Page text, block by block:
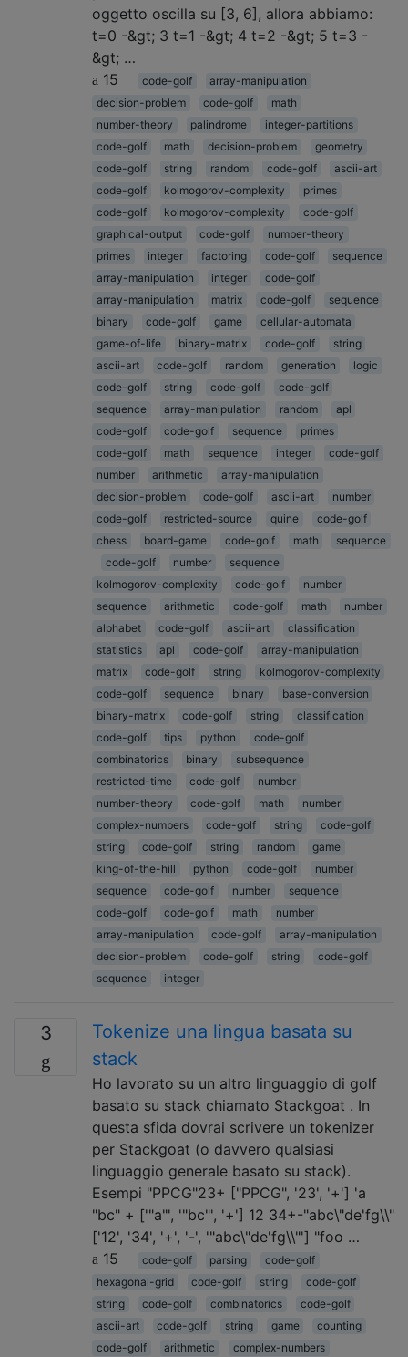
oggetto oscilla su [3, 6], allora abbiamo:
t=0 -&gt; 3 t=1 -&gt; 4 t=2 -&gt; 5 t=3 -
&gt; …
15
code-golf
array-manipulation
decision-problem
code-golf
math
number-theory
palindrome
integer-partitions
code-golf
math decision-problem
geometry
code-golf
string random code-golf
ascii-art
code-golf
kolmogorov-complexity
primes
code-golf
kolmogorov-complexity
code-golf
graphical-output
code-golf
number-theory
primes
integer factoring code-golf
sequence
array-manipulation
integer
code-golf
array-manipulation
matrix code-golf
sequence
binary
code-golf game
cellular-automata
game-of-life
binary-matrix code-golf
string
ascii-art
code-golf random generation
logic
code-golf
string code-golf
code-golf
sequence
array-manipulation random
apl
code-golf
code-golf sequence
primes
code-golf
math sequence integer
code-golf
number
arithmetic
array-manipulation
decision-problem
code-golf ascii-art
number
code-golf
restricted-source quine
code-golf
chess
board-game code-golf math
sequence
code-golf
number
sequence
kolmogorov-complexity
code-golf
number
sequence
arithmetic code-golf math
number
alphabet
code-golf ascii-art
classification
statistics
apl code-golf
array-manipulation
matrix
code-golf string
kolmogorov-complexity
code-golf
sequence binary
base-conversion
binary-matrix
code-golf string
classification
code-golf
tips python
code-golf
combinatorics
binary
subsequence
restricted-time
code-golf
number
number-theory
code-golf math
number
complex-numbers
code-golf string
code-golf
string
code-golf string random
game
king-of-the-hill
python code-golf
number
sequence
code-golf number
sequence
code-golf
code-golf math
number
array-manipulation
code-golf
array-manipulation
decision-problem
code-golf string
code-golf
sequence
integer
3
Tokenize una lingua basata su
stack
Ho lavorato su un altro linguaggio di golf
basato su stack chiamato Stackgoat . In
questa sfida dovrai scrivere un tokenizer
per Stackgoat (o davvero qualsiasi
linguaggio generale basato su stack).
Esempi "PPCG"23+ ["PPCG", '23', '+'] 'a
"bc" + ['"a"', '"bc"', '+'] 12 34+-"abc\"de'fg\\"
['12', '34', '+', '-', '"abc\"de'fg\\"'] "foo …
15
code-golf parsing
code-golf
hexagonal-grid
code-golf string
code-golf
string
code-golf combinatorics
code-golf
ascii-art
code-golf string game
counting
code-golf
arithmetic complex-numbers